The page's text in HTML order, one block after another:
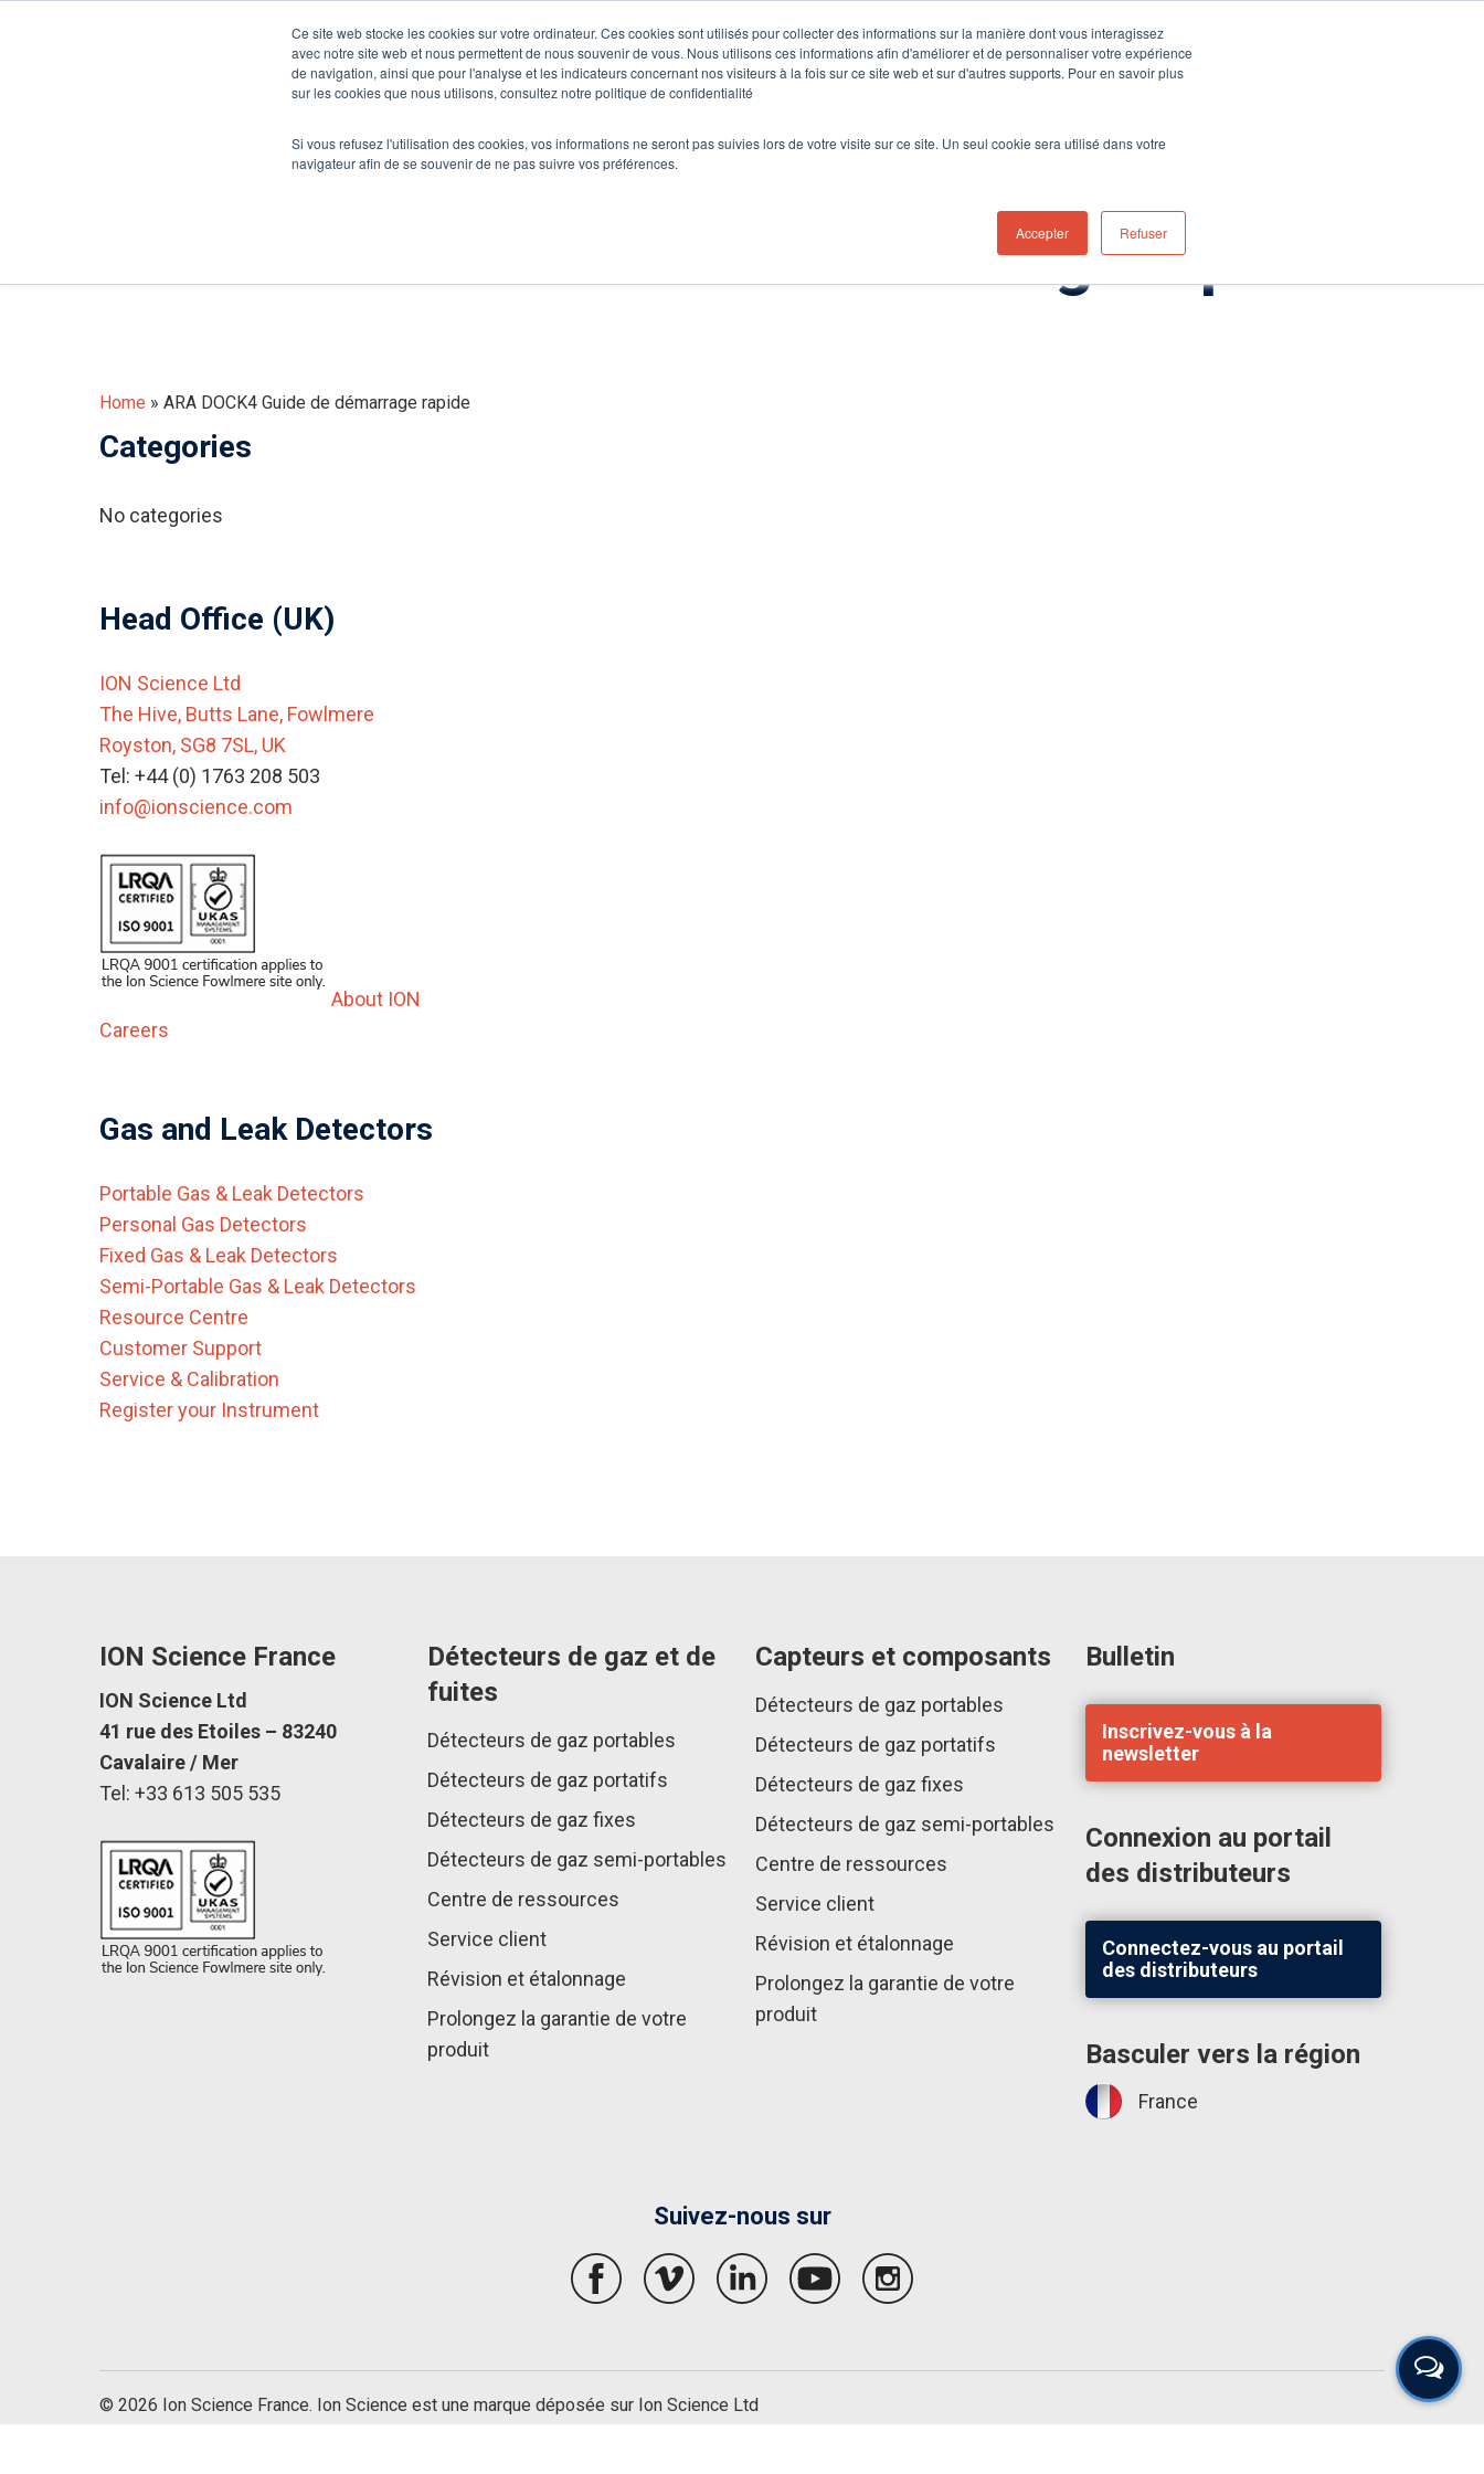
Ce site web stocke les cookies sur votre ordinateur. Ces cookies sont utilisés pour collecter des informations sur la manière dont vous interagissez
avec notre site web et nous permettent de nous souvenir de vous. Nous utilisons ces informations afin d'améliorer et de personnaliser votre expérience
de navigation, ainsi que pour l'analyse et les indicateurs concernant nos visiteurs à la fois sur ce site web et sur d'autres supports. Pour en savoir plus
sur les cookies que nous utilisons, consultez notre politique de confidentialité
Si vous refusez l'utilisation des cookies, vos informations ne seront pas suivies lors de votre visite sur ce site. Un seul cookie sera utilisé dans votre
navigateur afin de se souvenir de ne pas suivre vos préférences.
Accepter Refuser
Distributor Portal Login Contact UK Office
Détecteurs de gaz et de fuites Capteurs et composants
ARA DOCK4 Guide de démarrage rapide
Home » ARA DOCK4 Guide de démarrage rapide
Categories
No categories
Head Office (UK)
ION Science Ltd
The Hive, Butts Lane, Fowlmere
Royston, SG8 7SL, UK
Tel: +44 (0) 1763 208 503
info@ionscience.com
About ION
Careers
Gas and Leak Detectors
Portable Gas & Leak Detectors
Personal Gas Detectors
Fixed Gas & Leak Detectors
Semi-Portable Gas & Leak Detectors
Resource Centre
Customer Support
Service & Calibration
Register your Instrument
ION Science France
ION Science Ltd
41 rue des Etoiles – 83240
Cavalaire / Mer
Tel: +33 613 505 535
Détecteurs de gaz et de
fuites
Détecteurs de gaz portables
Détecteurs de gaz portatifs
Détecteurs de gaz fixes
Détecteurs de gaz semi-portables
Centre de ressources
Service client
Révision et étalonnage
Prolongez la garantie de votre
produit
Capteurs et composants
Détecteurs de gaz portables
Détecteurs de gaz portatifs
Détecteurs de gaz fixes
Détecteurs de gaz semi-portables
Centre de ressources
Service client
Révision et étalonnage
Prolongez la garantie de votre
produit
Bulletin
Inscrivez-vous à la
newsletter
Connexion au portail
des distributeurs
Connectez-vous au portail
des distributeurs
Basculer vers la région
France
Suivez-nous sur
© 2026 Ion Science France. Ion Science est une marque déposée sur Ion Science Ltd